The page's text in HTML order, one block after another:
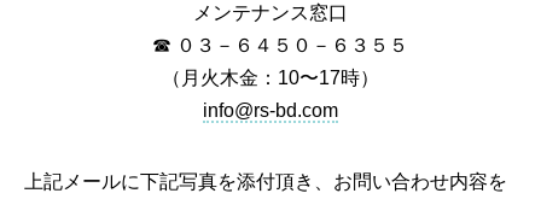
メンテナンス窓口
☎ ０３－６４５０－６３５５
（月火木金：10〜17時）
info@rs-bd.com
上記メールに下記写真を添付頂き、お問い合わせ内容を